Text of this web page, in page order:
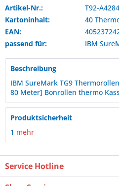
Artikel-Nr.:
T92-
Kartoninhalt:
40
EAN:
passend für:
IBM
Beschreibung
IBM SureMark TG9
80 Meter] Bonrollen thermo
Produktsicherheit
1 mehr
Service Hotline